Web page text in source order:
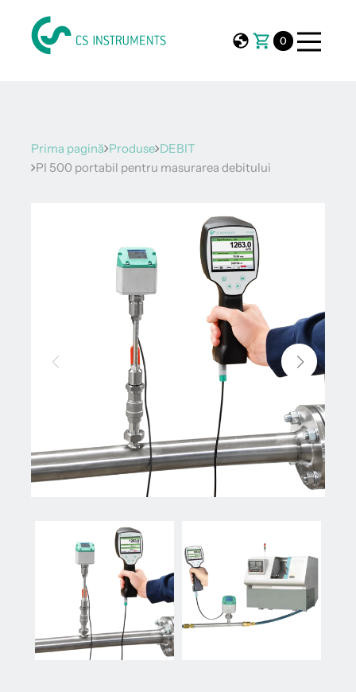
0
Prima pagină Produse DEBIT
PI 500 portabil pentru masurarea debitului